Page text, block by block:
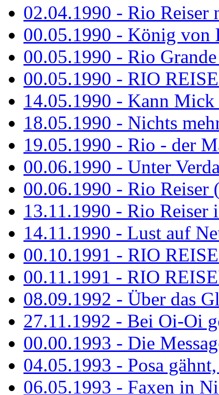
02.04.1990 - Rio
00.05.1990 - König von
00.05.1990 - Rio
00.05.1990 - RIO
14.05.1990 - Kann Mick
18.05.1990 - Nichts
19.05.1990 - Rio - der
00.06.1990 - Unter
00.06.1990 - Rio Reiser
13.11.1990 - Rio Reiser
14.11.1990 - Lust auf
00.10.1991 - RIO
00.11.1991 - RIO
08.09.1992 - Über das
27.11.1992 - Bei Oi-Oi
00.00.1993 - Die
04.05.1993 - Posa
06.05.1993 - Faxen in